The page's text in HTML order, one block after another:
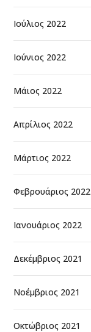
Ιούλιος 2022
Ιούνιος 2022
Μάιος 2022
Απρίλιος 2022
Μάρτιος 2022
Φεβρουάριος 2022
Ιανουάριος 2022
Δεκέμβριος 2021
Νοέμβριος 2021
Οκτώβριος 2021